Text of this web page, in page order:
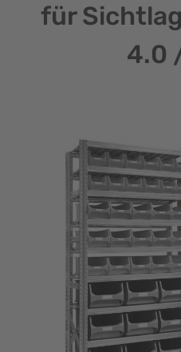
für
4.0